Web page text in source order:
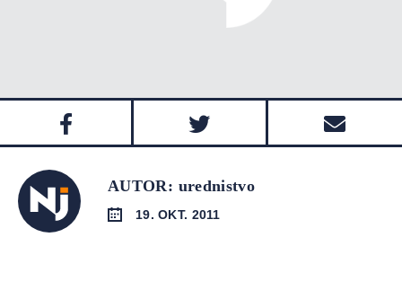
AUTOR: urednistvo
19. OKT. 2011